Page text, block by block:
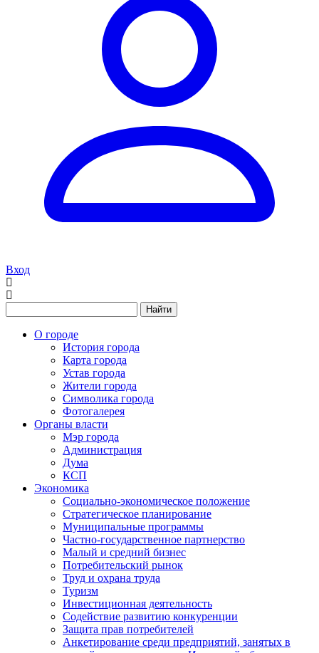
Вход
Найти
О городе
История города
Карта города
Устав города
Жители города
Символика города
Фотогалерея
Органы власти
Мэр города
Администрация
Дума
КСП
Экономика
Социально-экономическое положение
Стратегическое планирование
Муниципальные программы
Частно-государственное партнерство
Малый и средний бизнес
Потребительский рынок
Труд и охрана труда
Туризм
Инвестиционная деятельность
Содействие развитию конкуренции
Защита прав потребителей
Анкетирование среди предприятий, занятых в